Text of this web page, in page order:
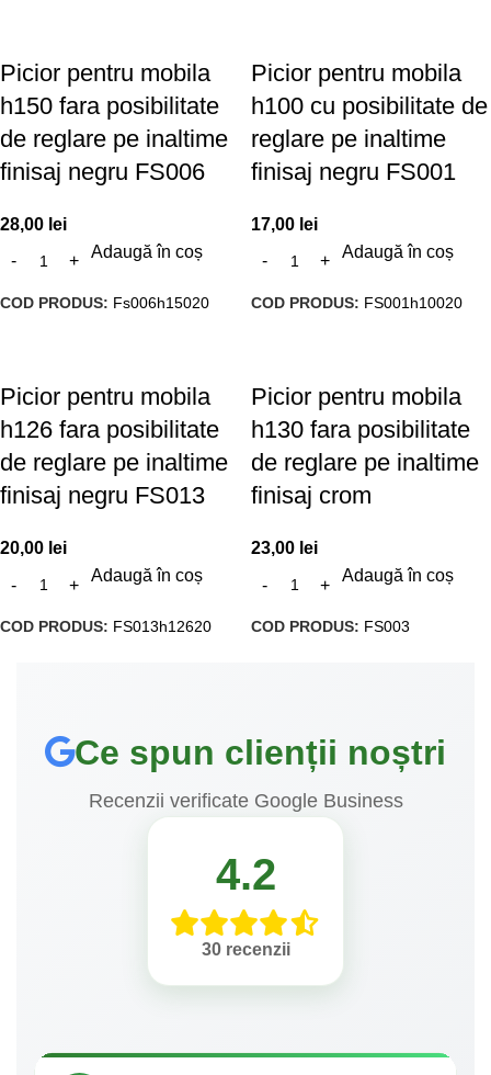
Picior pentru mobila
h150 fara posibilitate
de reglare pe inaltime
finisaj negru FS006
28,00 lei
Adaugă în coș
COD PRODUS: Fs006h15020
Picior pentru mobila
h100 cu posibilitate de
reglare pe inaltime
finisaj negru FS001
17,00 lei
Adaugă în coș
COD PRODUS: FS001h10020
Picior pentru mobila
h126 fara posibilitate
de reglare pe inaltime
finisaj negru FS013
20,00 lei
Adaugă în coș
COD PRODUS: FS013h12620
Picior pentru mobila
h130 fara posibilitate
de reglare pe inaltime
finisaj crom
23,00 lei
Adaugă în coș
COD PRODUS: FS003
Ce spun clienții noștri
Recenzii verificate Google Business
4.2
30 recenzii